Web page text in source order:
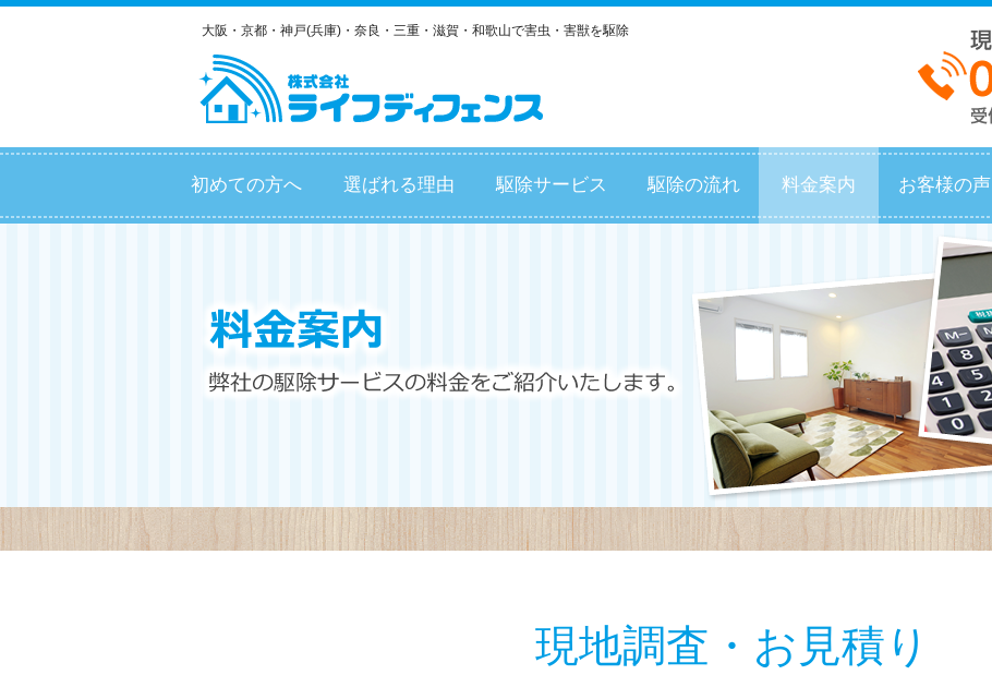
大阪・京都・神戸(兵庫)・奈良・三重・滋賀・和歌山で害虫・害獣を駆除
初めての方へ 選ばれる理由 駆除サービス 駆除の流れ 料金案内 お客様の声
現地調査・お見積り